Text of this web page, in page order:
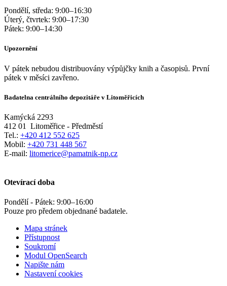
Pondělí, středa: 9:00–16:30
Úterý, čtvrtek: 9:00–17:30
Pátek: 9:00–14:30
Upozornění
V pátek nebudou distribuovány výpůjčky knih a časopisů. První
pátek v měsíci zavřeno.
Badatelna centrálního depozitáře v Litoměřicích
Kamýcká 2293
412 01
Litoměřice - Předměstí
Tel.: +420 412 552 625
Mobil: +420 731 448 567
E-mail: litomerice@pamatnik-np.cz
Otevírací doba
Pondělí - Pátek: 9:00–16:00
Pouze pro předem objednané badatele.
Mapa stránek
Přístupnost
Soukromí
Modul OpenSearch
Napište nám
Nastavení cookies